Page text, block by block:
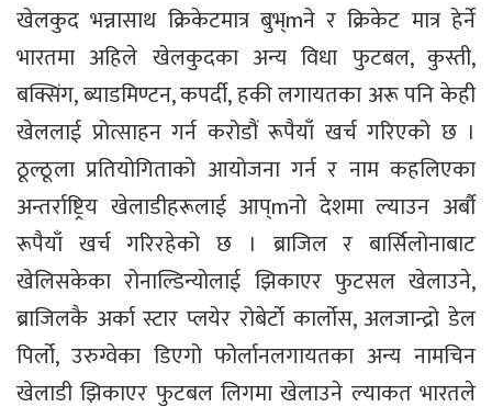
खेलकुद भन्नासाथ क्रिकेटमात्र बुभ्mने र क्रिकेट मात्र हेर्ने
भारतमा अहिले खेलकुदका अन्य विधा फुटबल, कुस्ती,
बक्सिंग, ब्याडमिण्टन, कपर्दी, हकी लगायतका अरू पनि केही
खेललाई प्रोत्साहन गर्न करोडौं रूपैयाँ खर्च गरिएको छ ।
ठूल्ठूला प्रतियोगिताको आयोजना गर्न र नाम कहलिएका
अन्तर्राष्ट्रिय खेलाडीहरूलाई आप्mनो देशमा ल्याउन अर्बौ
रूपैयाँ खर्च गरिरहेको छ । ब्राजिल र बार्सिलोनाबाट
खेलिसकेका रोनाल्डिन्योलाई झिकाएर फुटसल खेलाउने,
ब्राजिलकै अर्का स्टार प्लयेर रोबेर्टाे कार्लोस, अलजान्द्रो डेल
पिर्लो, उरुग्वेका डिएगो फोर्लानलगायतका अन्य नामचिन
खेलाडी झिकाएर फुटबल लिगमा खेलाउने ल्याकत भारतले